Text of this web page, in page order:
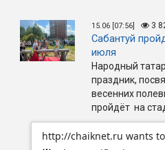
http://chaiknet.ru wants
15.06 [07:56] 3
Сабантуй
июля
Народный
праздник,
весенних
пройдёт на